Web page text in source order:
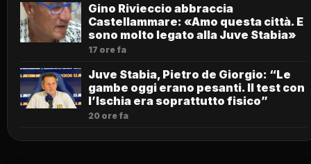
Gino Rivieccio abbraccia
Castellammare: «Amo questa città. E
sono molto legato alla Juve Stabia»
17 ore fa
Juve Stabia, Pietro de Giorgio: “Le
gambe oggi erano pesanti. Il test con
l’Ischia era soprattutto fisico”
20 ore fa